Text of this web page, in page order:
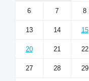
6 7 8
13 14 15
20 21 22
27 28 29